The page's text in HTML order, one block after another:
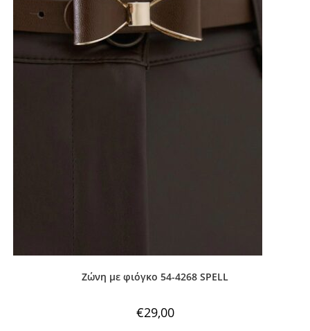
Ζώνη με φιόγκο 54-4268 SPELL
€29,00